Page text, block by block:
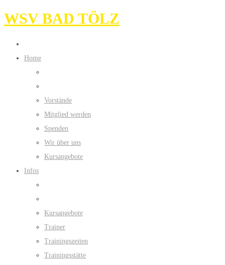
WSV BAD TÖLZ
Home
Vorstände
Mitglied werden
Spenden
Wir über uns
Kursangebote
Infos
Kursangebote
Trainer
Trainingszeiten
Trainingsstätte